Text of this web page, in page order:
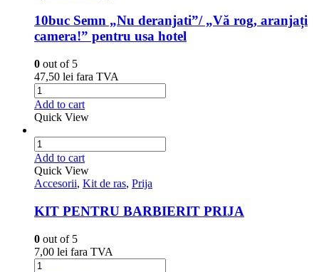
10buc Semn „Nu deranjati”/ „Vă rog, aranjați
camera!” pentru usa hotel
0 out of 5
47,50 lei fara TVA
Add to cart
Quick View
Add to cart
Quick View
Accesorii, Kit de ras, Prija
KIT PENTRU BARBIERIT PRIJA
0 out of 5
7,00 lei fara TVA